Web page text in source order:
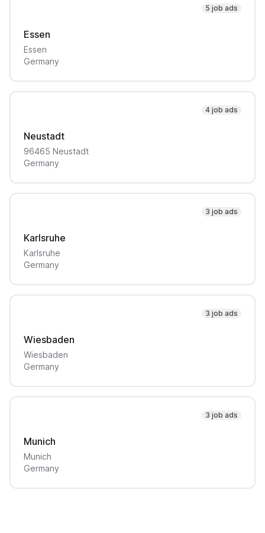
5 job ads
Essen
Essen
Germany
4 job ads
Neustadt
96465 Neustadt
Germany
3 job ads
Karlsruhe
Karlsruhe
Germany
3 job ads
Wiesbaden
Wiesbaden
Germany
3 job ads
Munich
Munich
Germany